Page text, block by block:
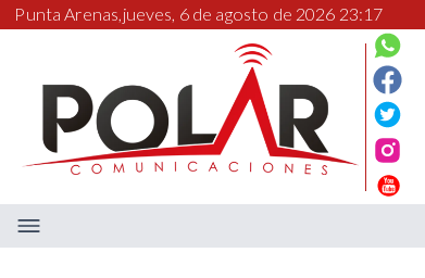
Punta Arenas,jueves, 6 de agosto de 2026 23:17